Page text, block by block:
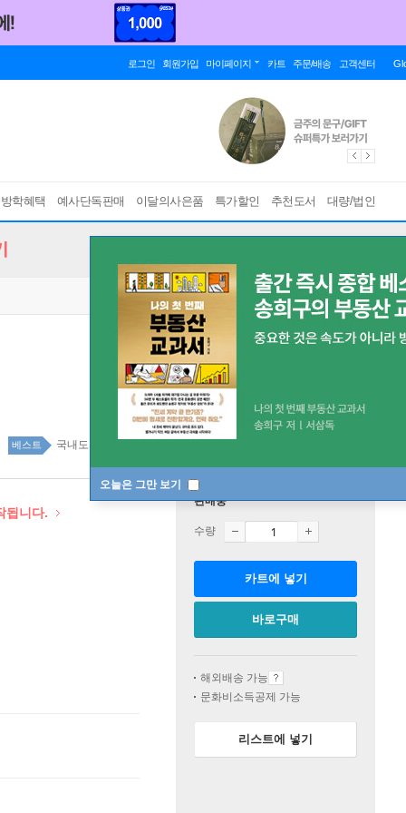
로그인 회원가입 마이페이지 카트 주문/배송 고객센터
학혜택 예사단독판매 이달의사은품 특가할인 추천도서 대량/법인
오늘은 그만 보기
베스트 국내도서 top100 1주
됩니다.
판매중
수량
카트에 넣기
바로구매
해외배송 가능
문화비소득공제 가능
리스트에 넣기